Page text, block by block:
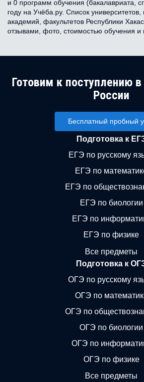
и 0 программ обучения (бакалавриата,
году на Учёба.ру. Список университетов,
академий, факультетов Республики
отзывами, фото, стоимостью обучения
Готовим к поступлению
России
Бесплатный пробный
Подготовка к
ЕГЭ по русскому
ЕГЭ по
ЕГЭ по
ЕГЭ по биологии
ЕГЭ по
ЕГЭ по физике
Все предметы
Подготовка к
ОГЭ по русскому
ОГЭ по
ОГЭ по
ОГЭ по биологии
ОГЭ по
ОГЭ по физике
Все предметы